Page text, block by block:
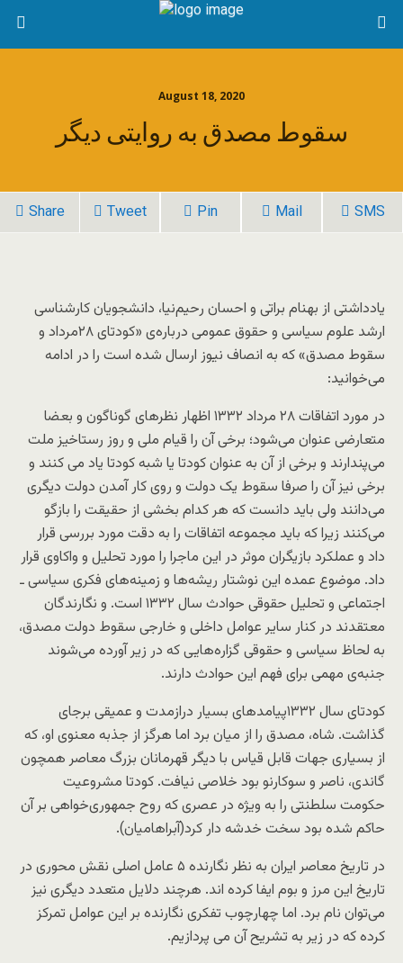
August 18, 2020
سقوط مصدق به روایتی دیگر
Share Tweet Pin Mail SMS
یادداشتی از بهنام براتی و احسان رحیم‌نیا، دانشجویان کارشناسی
ارشد علوم سیاسی و حقوق عمومی درباره‌ی «کودتای ۲۸مرداد و
سقوط مصدق» که به انصاف نیوز ارسال شده است را در ادامه
می‌خوانید:
در مورد اتفاقات ۲۸ مرداد ۱۳۳۲ اظهار نظرهای گوناگون و بعضا
متعارضی عنوان می‌شود؛ برخی آن را قیام ملی و روز رستاخیز ملت
می‌پندارند و برخی از آن به عنوان کودتا یا شبه کودتا یاد می کنند و
برخی نیز آن را صرفا سقوط یک دولت و روی کار آمدن دولت دیگری
می‌دانند ولی باید دانست که هر کدام بخشی از حقیقت را بازگو
می‌کنند زیرا که باید مجموعه اتفاقات را به دقت مورد بررسی قرار
داد و عملکرد بازیگران موثر در این ماجرا را مورد تحلیل و واکاوی قرار
داد. موضوع عمده این نوشتار ریشه‌ها و زمینه‌های فکری سیاسی ـ
اجتماعی و تحلیل حقوقی حوادث سال ۱۳۳۲ است. و نگارندگان
معتقدند در کنار سایر عوامل داخلی و خارجی سقوط دولت مصدق،
به لحاظ سیاسی و حقوقی گزاره‌هایی که در زیر آورده می‌شوند
جنبه‌ی مهمی برای فهم این حوادث دارند.
کودتای سال ۱۳۳۲پیامدهای بسیار درازمدت و عمیقی برجای
گذاشت. شاه، مصدق را از میان برد اما هرگز از جذبه معنوی او، که
از بسیاری جهات قابل قیاس با دیگر قهرمانان بزرگ معاصر همچون
گاندی، ناصر و سوکارنو بود خلاصی نیافت. کودتا مشروعیت
حکومت سلطنتی را به ویژه در عصری که روح جمهوری‌خواهی بر آن
حاکم شده بود سخت خدشه دار کرد(آبراهامیان).
در تاریخ معاصر ایران به نظر نگارنده ۵ عامل اصلی نقش محوری در
تاریخ این مرز و بوم ایفا کرده اند. هرچند دلایل متعدد دیگری نیز
می‌توان نام برد. اما چهارچوب تفکری نگارنده بر این عوامل تمرکز
کرده که در زیر به تشریح آن می پردازیم.